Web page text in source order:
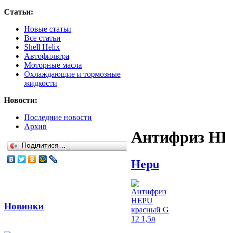
Статьи:
Новые статьи
Все статьи
Shell Helix
Автофильтра
Моторные масла
Охлаждающие и тормозные
жидкости
Новости:
Последние новости
Архив
Поділитися…
Новинки
Антифриз
Hepu